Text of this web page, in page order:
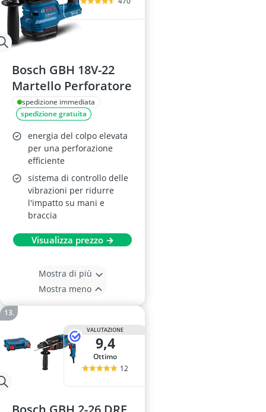
Bosch GBH 18V-22
Martello Perforatore
spedizione immediata
spedizione gratuita
energia del colpo elevata
per una perforazione
efficiente
sistema di controllo delle
vibrazioni per ridurre
l'impatto su mani e
braccia
Visualizza prezzo →
Mostra di più
Mostra meno
VALUTAZIONE
9,4
Ottimo
12